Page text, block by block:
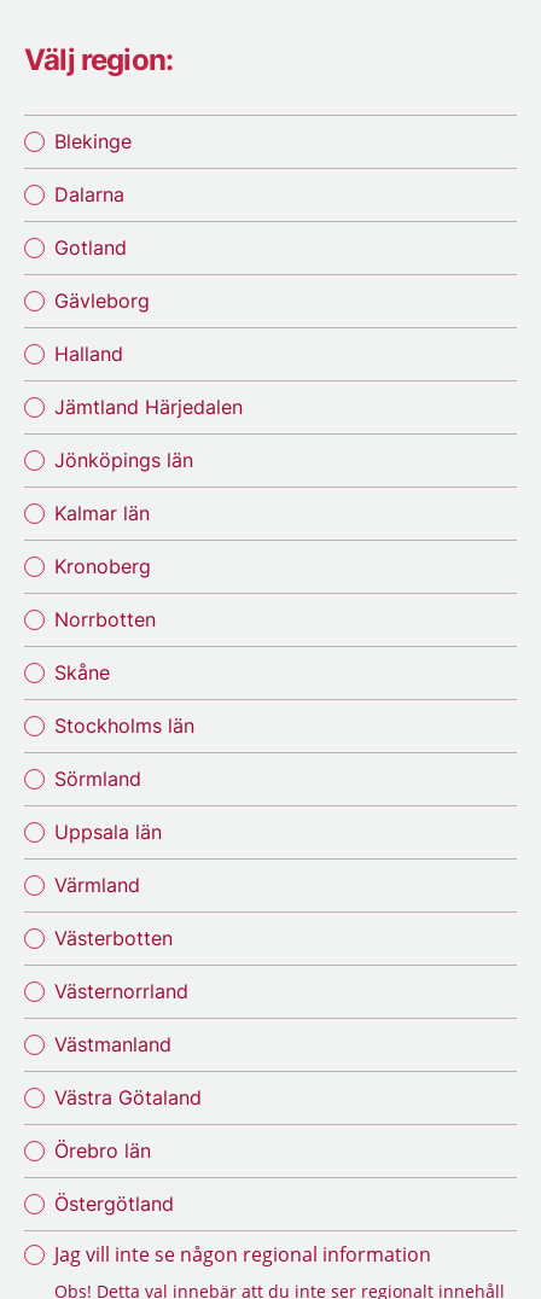
Välj region:
Blekinge
Dalarna
Gotland
Gävleborg
Halland
Jämtland Härjedalen
Jönköpings län
Kalmar län
Kronoberg
Norrbotten
Skåne
Stockholms län
Sörmland
Uppsala län
Värmland
Västerbotten
Västernorrland
Västmanland
Västra Götaland
Örebro län
Östergötland
Jag vill inte se någon regional information
Obs! Detta val innebär att du inte ser regionalt innehåll